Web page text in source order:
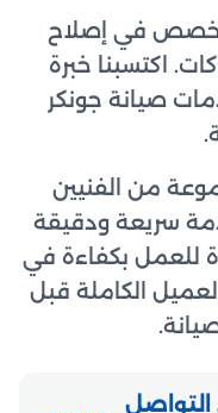
في إصلاح
اكتسبنا خبرة
صيانة جونكر
من الفنيين
سريعة ودقيقة
للعمل بكفاءة في
الكاملة قبل
التواصل